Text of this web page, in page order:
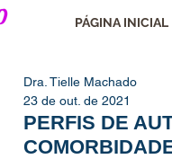
PÁGINA INICIAL
PERFIS DE
Dra. Tielle Machado
23 de out. de 2021